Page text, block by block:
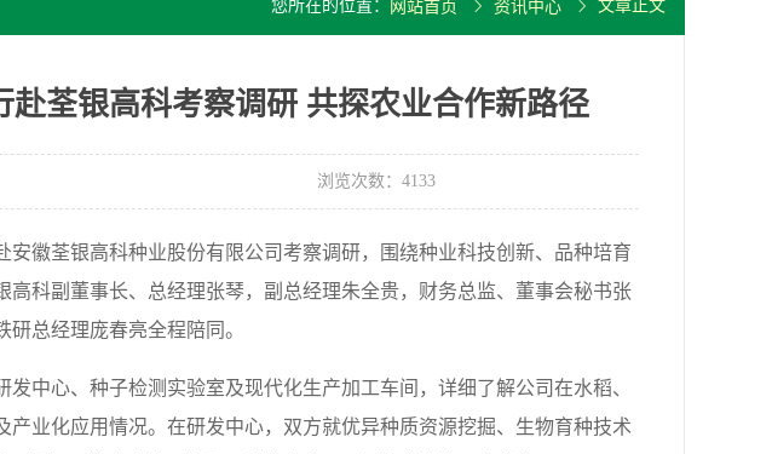
您所在的位置： 网站首页 资讯中心 文章正文
荃银高科考察调研 共探农业合作新路径
浏览次数：4133
徽荃银高科种业股份有限公司考察调研，围绕种业科技创新、品种培育
科副董事长、总经理张琴，副总经理朱全贵，财务总监、董事会秘书张
总经理庞春亮全程陪同。
中心、种子检测实验室及现代化生产加工车间，详细了解公司在水稻、
业化应用情况。在研发中心，双方就优异种质资源挖掘、生物育种技术